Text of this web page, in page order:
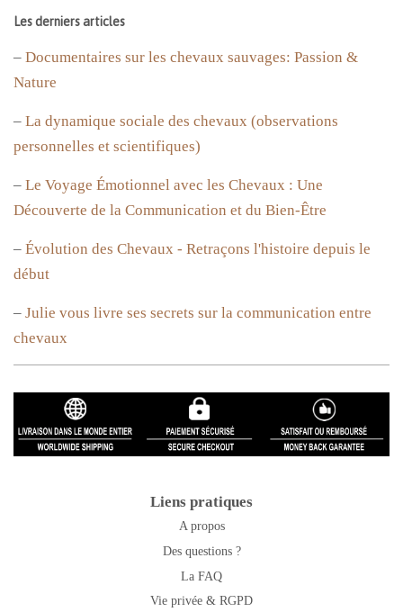
Les derniers articles
– Documentaires sur les chevaux sauvages: Passion &
Nature
– La dynamique sociale des chevaux (observations
personnelles et scientifiques)
– Le Voyage Émotionnel avec les Chevaux : Une
Découverte de la Communication et du Bien-Être
– Évolution des Chevaux - Retraçons l'histoire depuis le
début
– Julie vous livre ses secrets sur la communication entre
chevaux
Liens pratiques
A propos
Des questions ?
La FAQ
Vie privée & RGPD